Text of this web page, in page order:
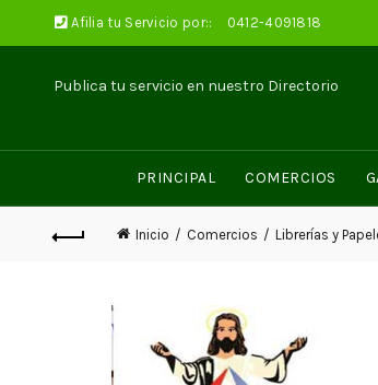
Afilia tu Servicio por:: 0412-4091818
Publica tu servicio en nuestro Directorio
PRINCIPAL COMERCIOS
Inicio Comercios Librerías y